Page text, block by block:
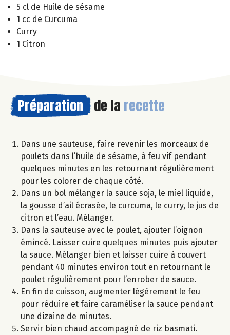
5 cl de Huile de sésame
1 cc de Curcuma
Curry
1 Citron
Préparation de la recette
Dans une sauteuse, faire revenir les morceaux de
poulets dans l’huile de sésame, à feu vif pendant
quelques minutes en les retournant régulièrement
pour les colorer de chaque côté.
Dans un bol mélanger la sauce soja, le miel liquide,
la gousse d’ail écrasée, le curcuma, le curry, le jus de
citron et l’eau. Mélanger.
Dans la sauteuse avec le poulet, ajouter l’oignon
émincé. Laisser cuire quelques minutes puis ajouter
la sauce. Mélanger bien et laisser cuire à couvert
pendant 40 minutes environ tout en retournant le
poulet régulièrement pour l’enrober de sauce.
En fin de cuisson, augmenter légèrement le feu
pour réduire et faire caraméliser la sauce pendant
une dizaine de minutes.
Servir bien chaud accompagné de riz basmati.